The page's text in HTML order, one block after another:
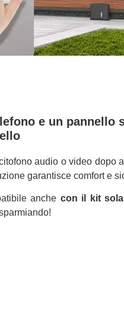
e un pannello
audio o video dopo
garantisce comfort e
anche con il kit